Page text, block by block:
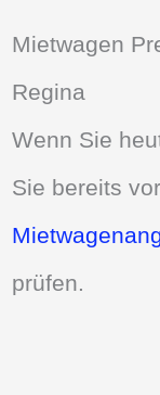
Mietwagen
Regina
Wenn Sie
Sie bereits
prüfen.